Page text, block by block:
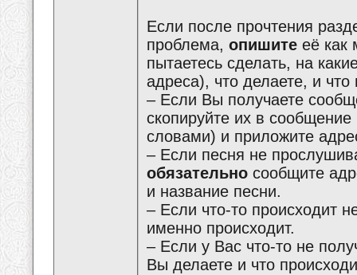
Если после прочтения
проблема, опишитееё как
пытаетесь сделать, на
адреса), что делаете, и
– Если Вы получаете
скопируйте их в
словами) и приложите
– Если песня не
обязательносообщите
и название песни.
– Если что-то происходит
именно происходит.
– Если у Вас что-то не
Вы делаете и что